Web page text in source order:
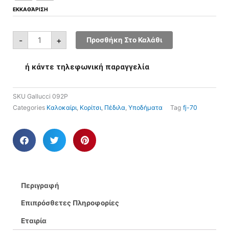
ΕΚΚΑΘΆΡΙΣΗ
- + Προσθήκη Στο Καλάθι
ή κάντε τηλεφωνική παραγγελία
SKU Gallucci 092P
Categories Καλοκαίρι, Κορίτσι, Πέδιλα, Υποδήματα Tag fj-70
Περιγραφή
Επιπρόσθετες Πληροφορίες
Εταιρία